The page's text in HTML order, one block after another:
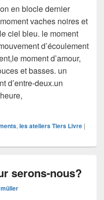
en blocle dernier
vaches noires et
ciel bleu. le moment
d’écoulement
moment d’amour,
et basses. un
d’entre-deux.un
| moments
, les ateliers Tiers Livre |
serons-nous?